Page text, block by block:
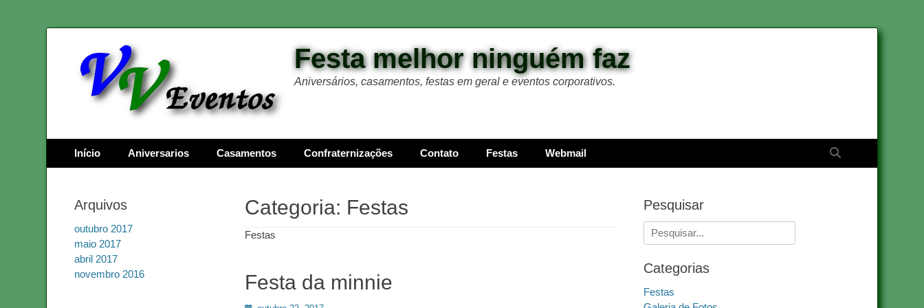
Festa melhor ninguém faz
Aniversários, casamentos, festas em geral e eventos corporativos.
Menu principal
para
Início Aniversarios Casamentos Confraternizações Contato Festas Webmail
Categoria: Festas
Festas
Festa da minnie
Pesquisar
Pesquisar
por:
Categorias
Festas
Arquivos
outubro 2017
maio 2017
abril 2017
novembro 2016